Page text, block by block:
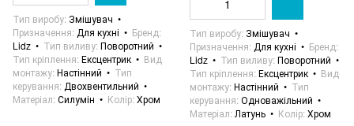
Тип виробу Змішувач
Призначення Для кухні
Бренд
Lidz
Тип виливу Поворотний
Тип кріплення Ексцентрик
Вид
монтажу Настінний
Тип
керування Двохвентильний
Матеріал Силумін Колір Хром
Тип виробу Змішувач
Призначення Для кухні
Бренд
Lidz
Тип виливу Поворотний
Тип кріплення Ексцентрик
Вид
монтажу Настінний
Тип
керування Одноважільний
Матеріал Латунь Колір Хром